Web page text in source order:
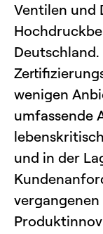
Ventilen und
wenigen
umfassende
und in der